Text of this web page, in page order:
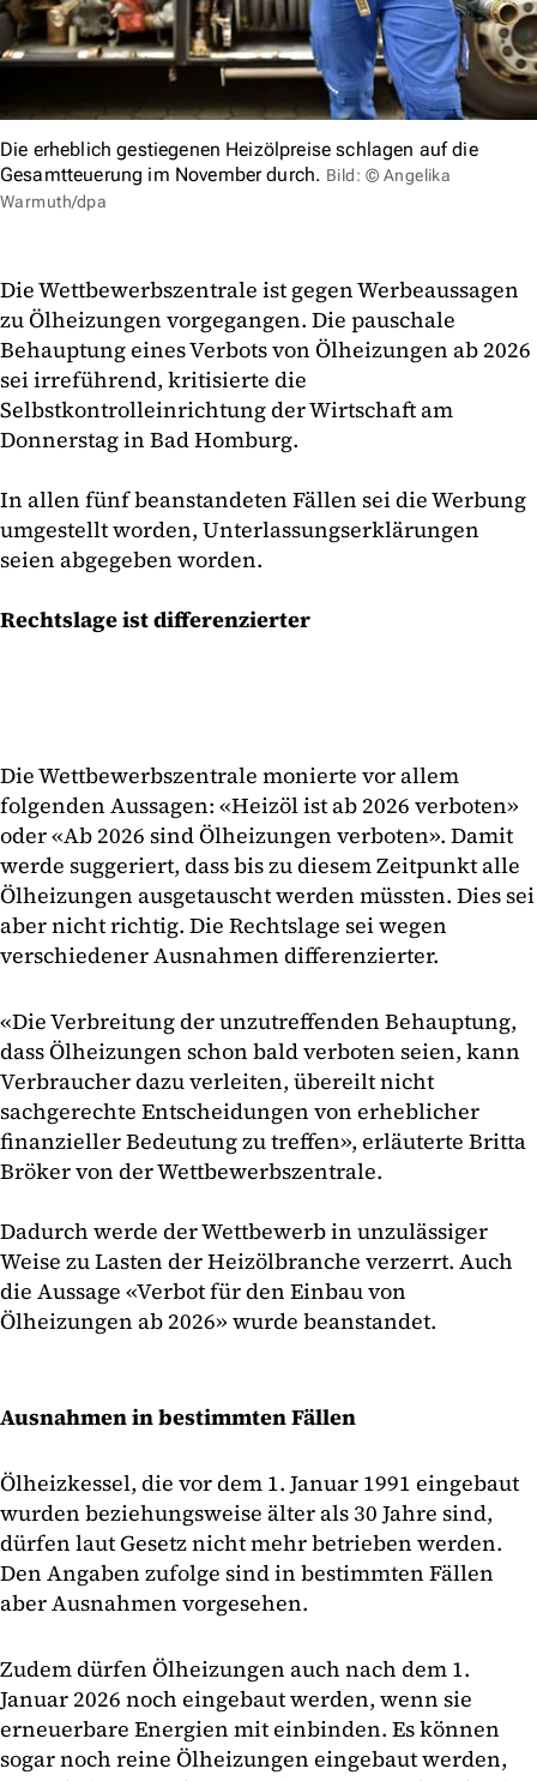
Die erheblich gestiegenen Heizölpreise schlagen auf die
Gesamtteuerung im November durch. Bild: © Angelika
Warmuth/dpa
Die Wettbewerbszentrale ist gegen Werbeaussagen
zu Ölheizungen vorgegangen. Die pauschale
Behauptung eines Verbots von Ölheizungen ab 2026
sei irreführend, kritisierte die
Selbstkontrolleinrichtung der Wirtschaft am
Donnerstag in Bad Homburg.
In allen fünf beanstandeten Fällen sei die Werbung
umgestellt worden, Unterlassungserklärungen
seien abgegeben worden.
Rechtslage ist differenzierter
Die Wettbewerbszentrale monierte vor allem
folgenden Aussagen: «Heizöl ist ab 2026 verboten»
oder «Ab 2026 sind Ölheizungen verboten». Damit
werde suggeriert, dass bis zu diesem Zeitpunkt alle
Ölheizungen ausgetauscht werden müssten. Dies sei
aber nicht richtig. Die Rechtslage sei wegen
verschiedener Ausnahmen differenzierter.
«Die Verbreitung der unzutreffenden Behauptung,
dass Ölheizungen schon bald verboten seien, kann
Verbraucher dazu verleiten, übereilt nicht
sachgerechte Entscheidungen von erheblicher
finanzieller Bedeutung zu treffen», erläuterte Britta
Bröker von der Wettbewerbszentrale.
Dadurch werde der Wettbewerb in unzulässiger
Weise zu Lasten der Heizölbranche verzerrt. Auch
die Aussage «Verbot für den Einbau von
Ölheizungen ab 2026» wurde beanstandet.
Ausnahmen in bestimmten Fällen
Ölheizkessel, die vor dem 1. Januar 1991 eingebaut
wurden beziehungsweise älter als 30 Jahre sind,
dürfen laut Gesetz nicht mehr betrieben werden.
Den Angaben zufolge sind in bestimmten Fällen
aber Ausnahmen vorgesehen.
Zudem dürfen Ölheizungen auch nach dem 1.
Januar 2026 noch eingebaut werden, wenn sie
erneuerbare Energien mit einbinden. Es können
sogar noch reine Ölheizungen eingebaut werden,